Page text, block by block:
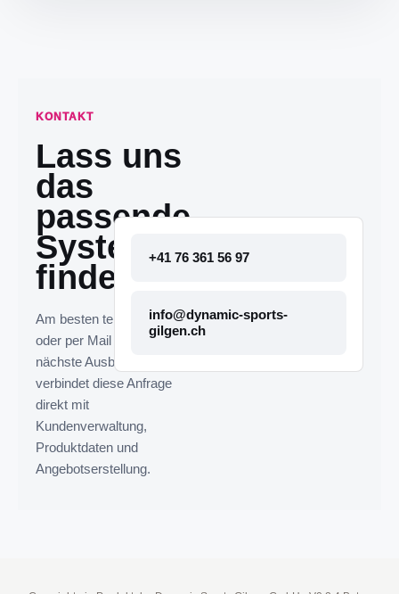
KONTAKT
Lass uns
das
passende
System
finden.
Am besten telefonisch
oder per Mail melden. Die
nächste Ausbaustufe
verbindet diese Anfrage
direkt mit
Kundenverwaltung,
Produktdaten und
Angebotserstellung.
+41 76 361 56 97
info@dynamic-sports-
gilgen.ch